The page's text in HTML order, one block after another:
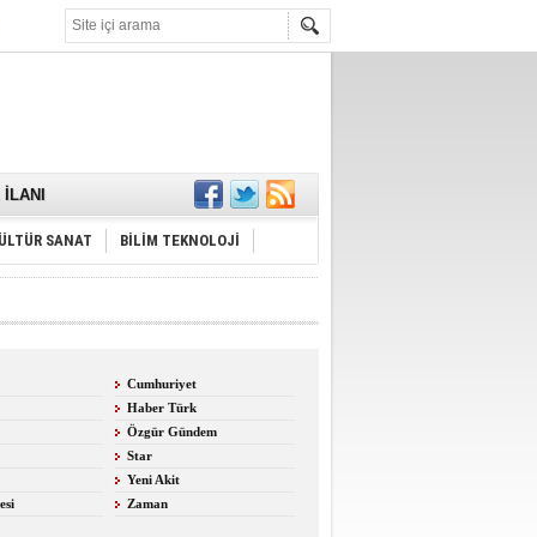
İLANI
SANAT BİLİM TEKNOLOJİ
Cumhuriyet
Haber Türk
Özgür Gündem
Star
Yeni Akit
Zaman